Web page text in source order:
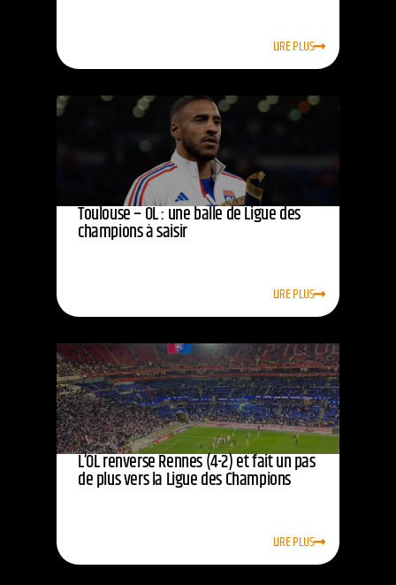
LIRE PLUS
Toulouse – OL : une balle de Ligue des
champions à saisir
LIRE PLUS
L’OL renverse Rennes (4-2) et fait un pas
de plus vers la Ligue des Champions
LIRE PLUS